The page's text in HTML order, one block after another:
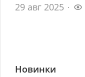
29 авг 2025
Новинки